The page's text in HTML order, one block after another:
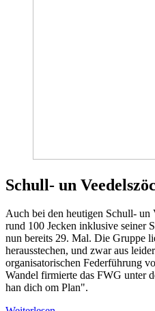
Schull- un
Auch bei den heutigen Schull- un
rund 100 Jecken inklusive seiner
nun bereits 29. Mal. Die Gruppe
herausstechen, und zwar aus
organisatorischen Federführung
Wandel firmierte das FWG unter
han dich om Plan".